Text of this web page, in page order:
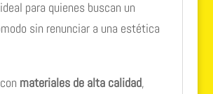
para quienes buscan un
sin renunciar a una estética
materiales de alta calidad,